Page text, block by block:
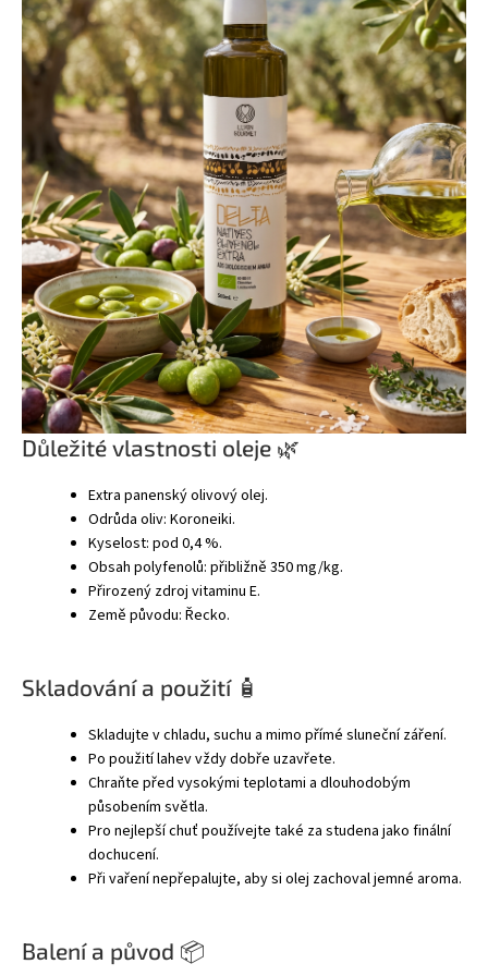
Důležité vlastnosti oleje 🌿
Extra panenský olivový olej.
Odrůda oliv: Koroneiki.
Kyselost: pod 0,4 %.
Obsah polyfenolů: přibližně 350 mg/kg.
Přirozený zdroj vitaminu E.
Země původu: Řecko.
Skladování a použití 🧴
Skladujte v chladu, suchu a mimo přímé sluneční záření.
Po použití lahev vždy dobře uzavřete.
Chraňte před vysokými teplotami a dlouhodobým
působením světla.
Pro nejlepší chuť používejte také za studena jako finální
dochucení.
Při vaření nepřepalujte, aby si olej zachoval jemné aroma.
Balení a původ 📦